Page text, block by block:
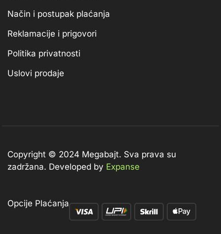
Način i postupak plaćanja
Reklamacije i prigovori
Politika privatnosti
Uslovi prodaje
Copyright © 2024 Megabajt. Sva prava su
zadržana. Developed by Expanse
Opcije Plaćanja